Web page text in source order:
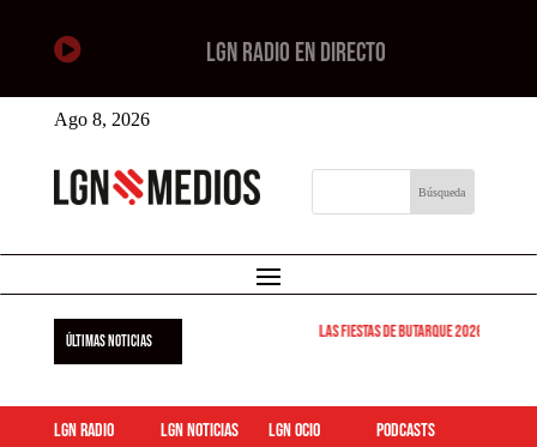
 LGN RADIO EN DIRECTO
Ago 8, 2026
ÚLTIMAS NOTICIAS Las Fiestas de Butarque 2026 arrancan
LGN Radio LGN Noticias LGN ocio podcasts